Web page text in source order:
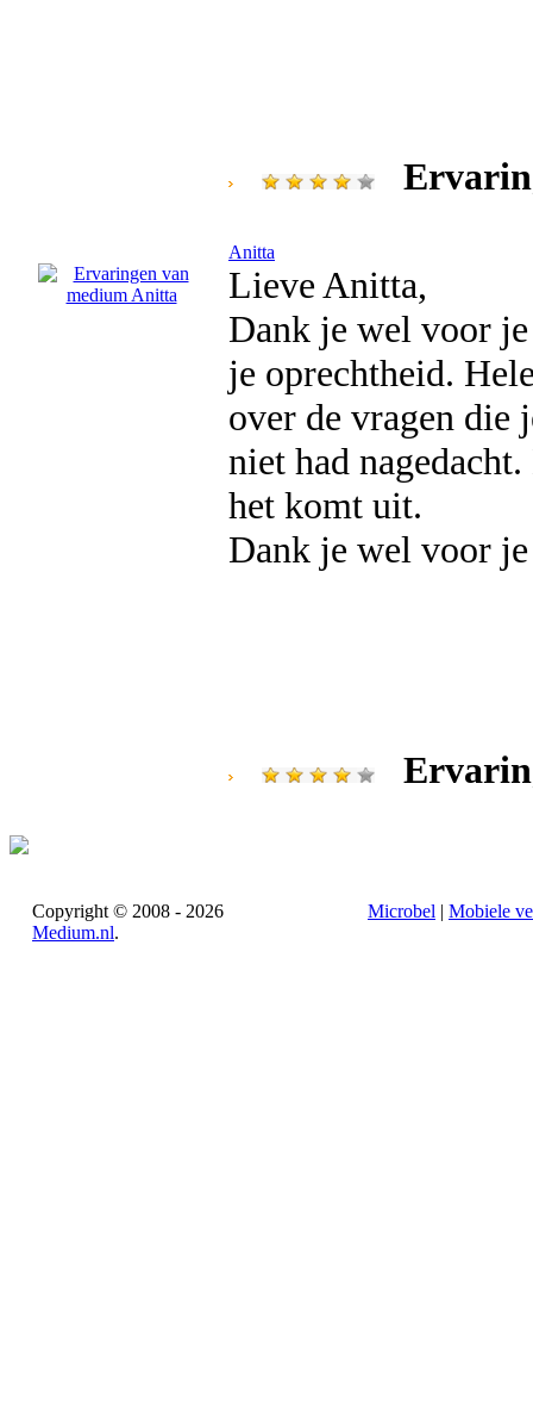
Anitta
Lieve Anitta,
Dank je wel voor
je oprechtheid.
over de vragen die
niet had
het komt uit.
Dank je wel voor
Copyright © 2008 - 2026
Medium.nl.
Microbel | Mobiele